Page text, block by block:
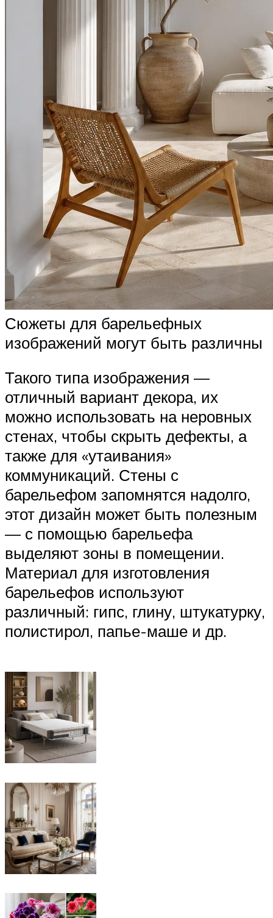
Сюжеты для барельефных
изображений могут быть различны
Такого типа изображения —
отличный вариант декора, их
можно использовать на неровных
стенах, чтобы скрыть дефекты, а
также для «утаивания»
коммуникаций. Стены с
барельефом запомнятся надолго,
этот дизайн может быть полезным
— с помощью барельефа
выделяют зоны в помещении.
Материал для изготовления
барельефов используют
различный: гипс, глину, штукатурку,
полистирол, папье-маше и др.